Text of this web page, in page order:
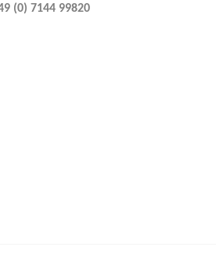
(0) 7144 99820